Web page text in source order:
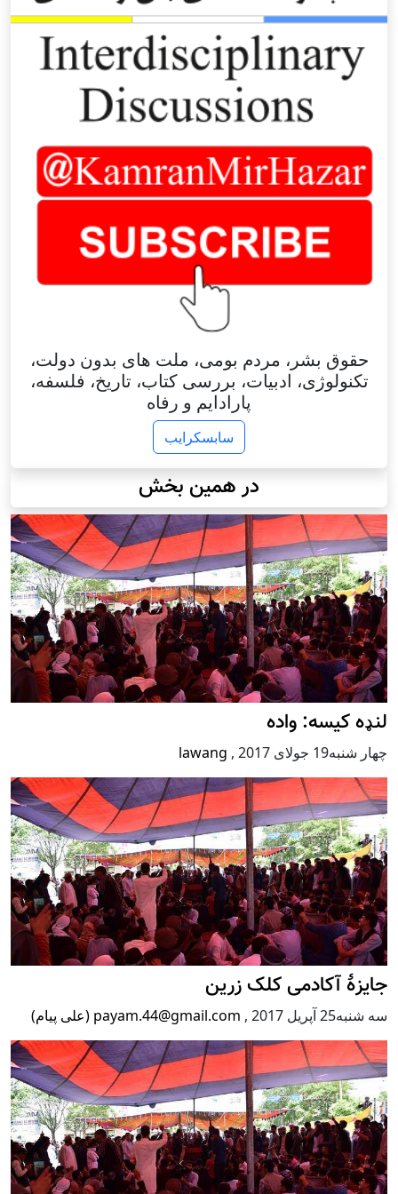
حقوق بشر، مردم بومی، ملت های بدون دولت،
تکنولوژی، ادبیات، بررسی کتاب، تاریخ، فلسفه،
پارادایم و رفاه
سابسکرایب
در همین بخش
لنډه کیسه: واده
چهار شنبه19 جولای 2017 ,
lawang
جایزۀ آکادمی کلک زرین
سه شنبه25 آپریل 2017 , payam.44@gmail.com (علی پیام)